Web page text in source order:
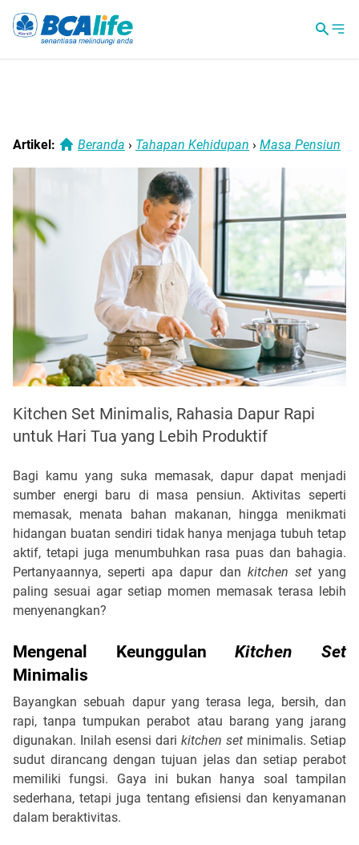
Artikel: Beranda › Tahapan Kehidupan › Masa Pensiun
Kitchen Set Minimalis, Rahasia Dapur Rapi
untuk Hari Tua yang Lebih Produktif
Bagi kamu yang suka memasak, dapur dapat menjadi
sumber energi baru di masa pensiun. Aktivitas seperti
memasak, menata bahan makanan, hingga menikmati
hidangan buatan sendiri tidak hanya menjaga tubuh tetap
aktif, tetapi juga menumbuhkan rasa puas dan bahagia.
Pertanyaannya, seperti apa dapur dan kitchen setyang
paling sesuai agar setiap momen memasak terasa lebih
menyenangkan?
Mengenal KeunggulanKitchen Set
Minimalis
Bayangkan sebuah dapur yang terasa lega, bersih, dan
rapi, tanpa tumpukan perabot atau barang yang jarang
digunakan. Inilah esensi dari kitchen set minimalis. Setiap
sudut dirancang dengan tujuan jelas dan setiap perabot
memiliki fungsi. Gaya ini bukan hanya soal tampilan
sederhana, tetapi juga tentang efisiensi dan kenyamanan
dalam beraktivitas.